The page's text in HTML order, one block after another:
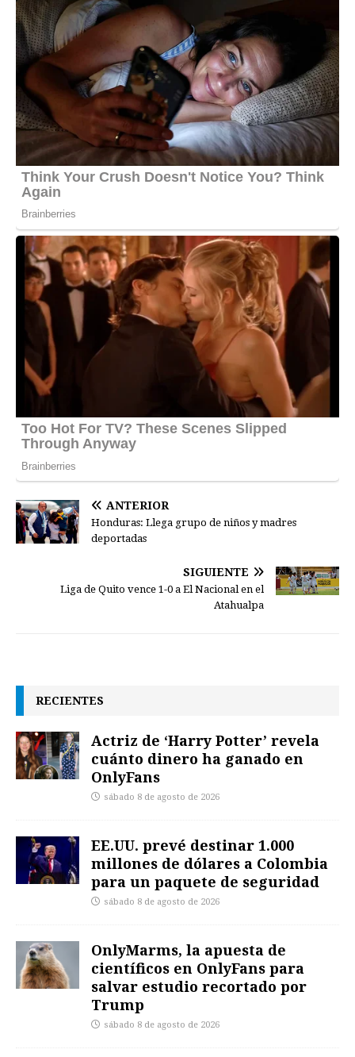
ANTERIOR
Honduras: Llega grupo de niños y madres
deportadas
SIGUIENTE
Liga de Quito vence 1-0 a El Nacional en el
Atahualpa
RECIENTES
Actriz de ‘Harry Potter’ revela
cuánto dinero ha ganado en
OnlyFans
sábado 8 de agosto de 2026
EE.UU. prevé destinar 1.000
millones de dólares a Colombia
para un paquete de seguridad
sábado 8 de agosto de 2026
OnlyMarms, la apuesta de
científicos en OnlyFans para
salvar estudio recortado por
Trump
sábado 8 de agosto de 2026